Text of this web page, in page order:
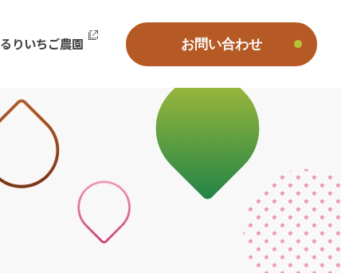
りいちご農園 お問い合わせ